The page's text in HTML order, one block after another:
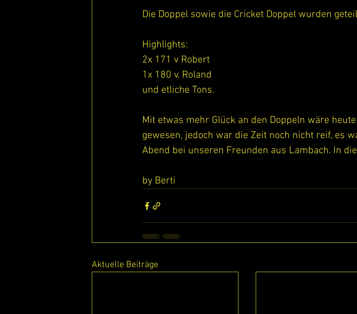
Die Doppel sowie die Cricket Doppel wurden
Highlights:
2x 171 v Robert
1x 180 v. Roland
und etliche Tons.
Mit etwas mehr Glück an den Doppeln wäre
gewesen, jedoch war die Zeit noch nicht reif, es
Abend bei unseren Freunden aus Lambach. In
by Berti
Aktuelle Beiträge